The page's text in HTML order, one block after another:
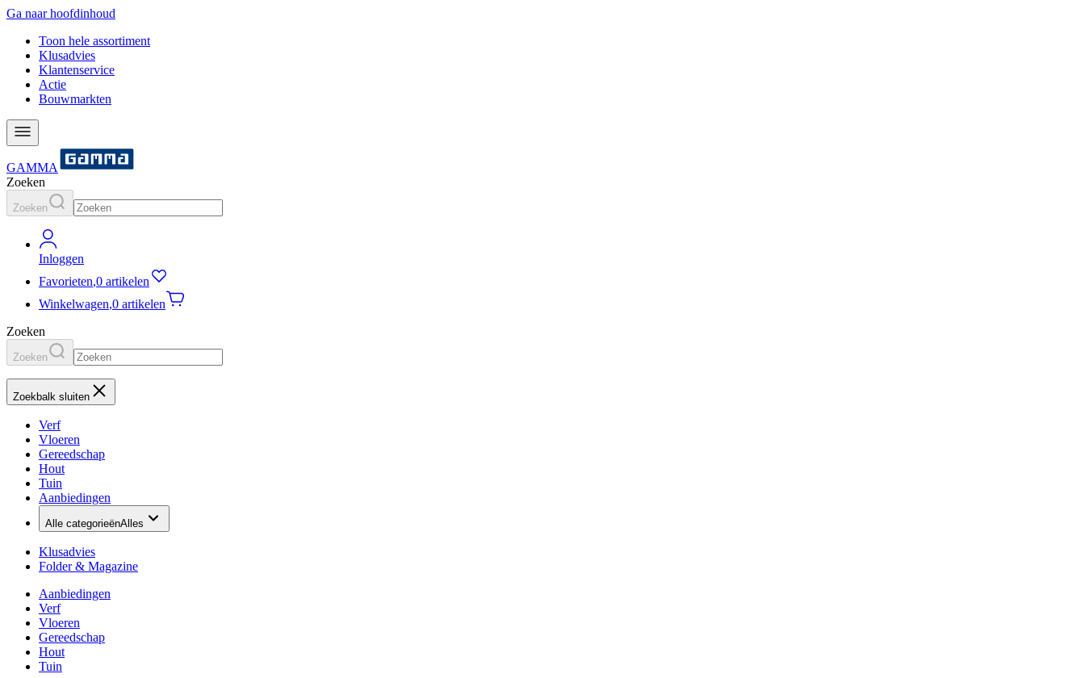
Ga naar hoofdinhoud
Toon hele assortiment
Klusadvies
Klantenservice
Actie
Bouwmarkten
GAMMA
Zoeken
Zoeken
Inloggen
Favorieten,0 artikelen
Winkelwagen,0 artikelen
Zoeken
Zoeken
Zoekbalk sluiten
Verf
Vloeren
Gereedschap
Hout
Tuin
Aanbiedingen
Alle categorieënAlles
Klusadvies
Folder & Magazine
Aanbiedingen
Verf
Vloeren
Gereedschap
Hout
Tuin